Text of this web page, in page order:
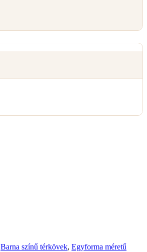
Barna színű térkövek, Egyforma méretű